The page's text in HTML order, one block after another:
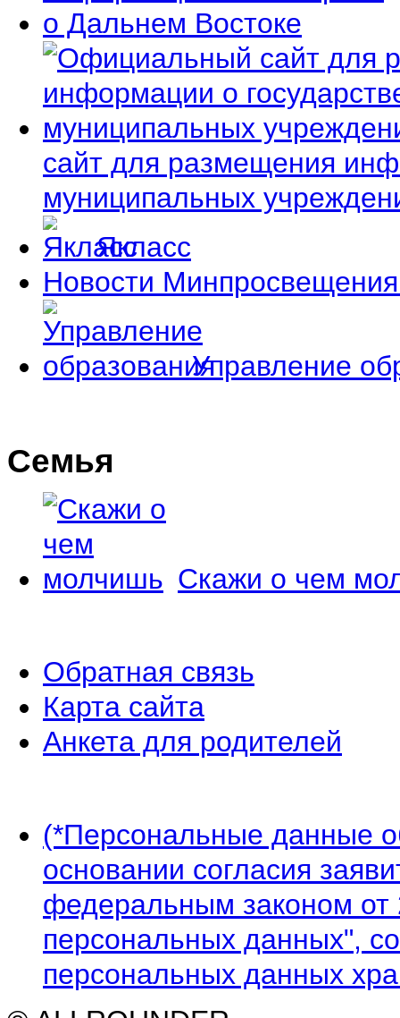
сайт для размещения
муниципальных
Якласс
Новости
Управление
Семья
Скажи о чем
Обратная связь
Карта сайта
Анкета для родителей
(*Персональные данные
основании согласия
федеральным законом
персональных данных",
персональных данных